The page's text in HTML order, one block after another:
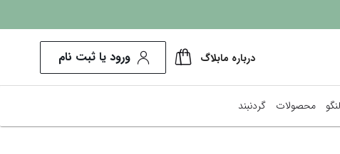
درباره مابلاگ ورود یا ثبت نام
محصولات گردنبند